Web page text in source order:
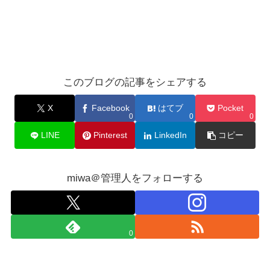
このブログの記事をシェアする
X Facebook
0
はてブ
0
Pocket
0
LINE Pinterest LinkedIn コピー
miwa＠管理人をフォローする
0